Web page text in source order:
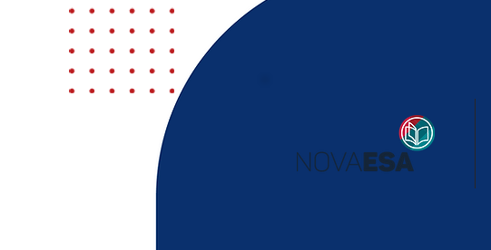
de advogados por uso de
“Prompt injection”